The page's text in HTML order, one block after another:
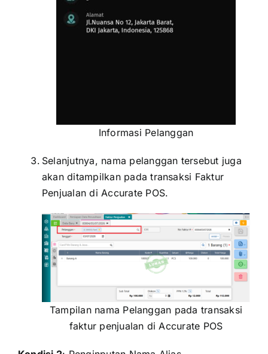
Informasi Pelanggan
Selanjutnya, nama pelanggan tersebut juga
akan ditampilkan pada transaksi Faktur
Penjualan di Accurate POS.
Tampilan nama Pelanggan pada transaksi
faktur penjualan di Accurate POS